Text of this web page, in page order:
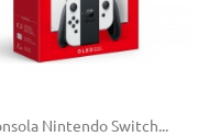
Nintendo Switch...